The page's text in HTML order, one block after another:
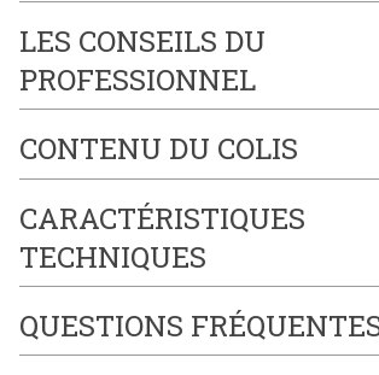
LES CONSEILS DU
PROFESSIONNEL
CONTENU DU COLIS
CARACTÉRISTIQUES
TECHNIQUES
QUESTIONS